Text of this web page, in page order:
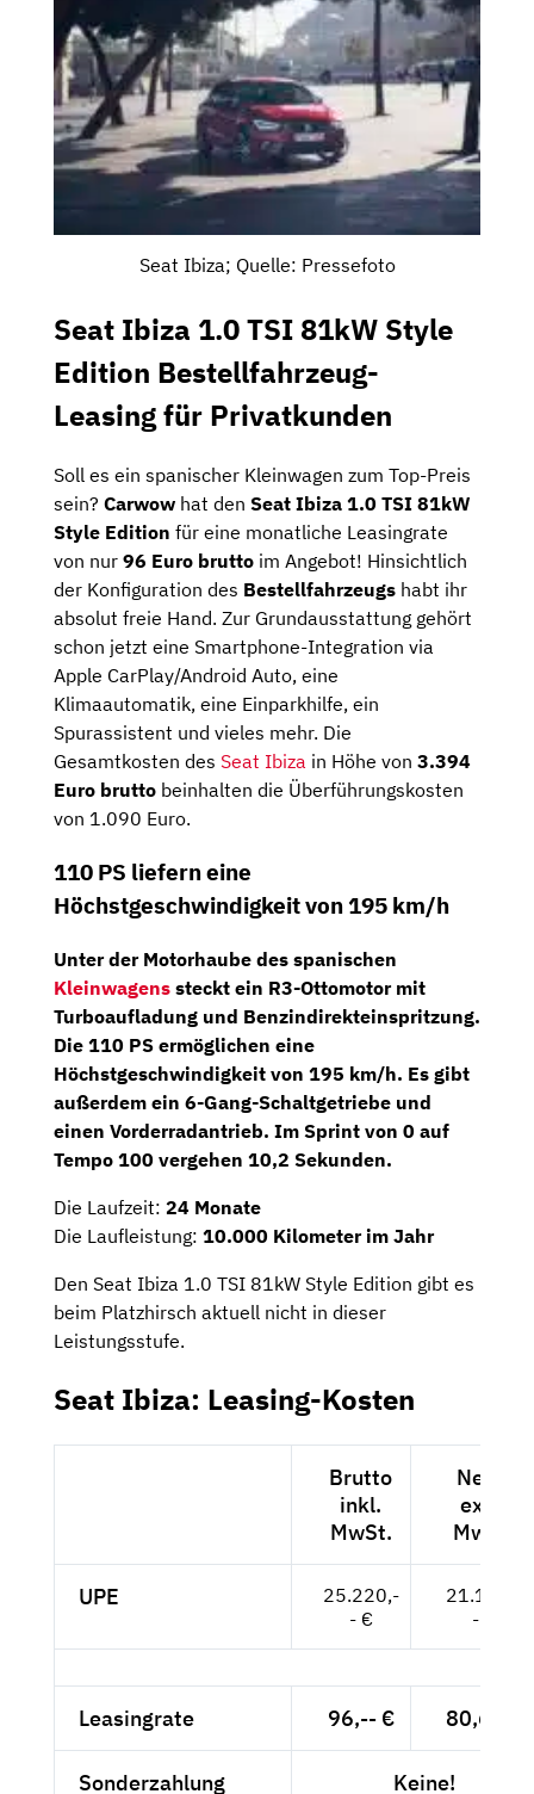
Seat Ibiza; Quelle: Pressefoto
Seat Ibiza 1.0 TSI 81kW Style
Edition Bestellfahrzeug-
Leasing für Privatkunden
Soll es ein spanischer Kleinwagen zum Top-Preis
sein? Carwow hat den Seat Ibiza 1.0 TSI 81kW
Style Edition für eine monatliche Leasingrate
von nur 96 Euro brutto im Angebot! Hinsichtlich
der Konfiguration des Bestellfahrzeugs habt ihr
absolut freie Hand. Zur Grundausstattung gehört
schon jetzt eine Smartphone-Integration via
Apple CarPlay/Android Auto, eine
Klimaautomatik, eine Einparkhilfe, ein
Spurassistent und vieles mehr. Die
Gesamtkosten des Seat Ibiza in Höhe von 3.394
Euro brutto beinhalten die Überführungskosten
von 1.090 Euro.
110 PS liefern eine
Höchstgeschwindigkeit von 195 km/h
Unter der Motorhaube des spanischen
Kleinwagens steckt ein R3-Ottomotormit
Turboaufladung und Benzindirekteinspritzung.
Die 110 PS ermöglichen eine
Höchstgeschwindigkeit von 195 km/h. Es gibt
außerdem ein 6-Gang-Schaltgetriebe und
einen Vorderradantrieb. Im Sprint von 0 auf
Tempo 100 vergehen 10,2 Sekunden.
Die Laufzeit: 24 Monate
Die Laufleistung: 10.000 Kilometer im Jahr
Den Seat Ibiza 1.0 TSI 81kW Style Edition gibt es
beim Platzhirsch aktuell nicht in dieser
Leistungsstufe.
Seat Ibiza: Leasing-Kosten
Brutto
inkl.
MwSt.
Netto
exkl.
MwSt.
UPE
25.220,-
- €
21.193,-
- €
Leasingrate 96,-- € 80,67 €
Sonderzahlung Keine!